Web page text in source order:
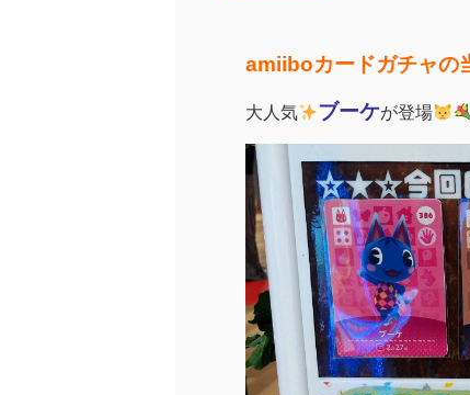
amiiboカードガチャの
大人気 ブーケが登場